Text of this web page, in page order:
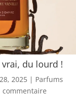
du lourd !
2025 | Parfums
commentaire